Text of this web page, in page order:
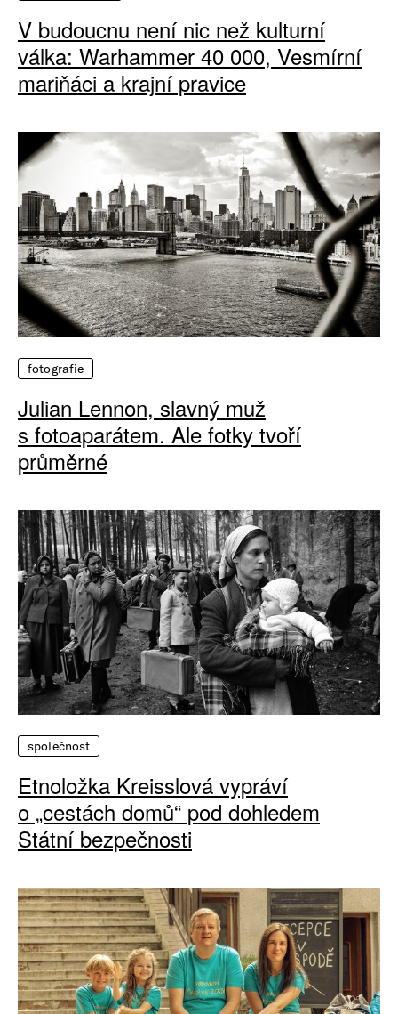
V budoucnu není nic než kulturní
válka: Warhammer 40 000, Vesmírní
mariňáci a krajní pravice
fotografie
Julian Lennon, slavný muž
s fotoaparátem. Ale fotky tvoří
průměrné
společnost
Etnoložka Kreisslová vypráví
o „cestách domů“ pod dohledem
Státní bezpečnosti